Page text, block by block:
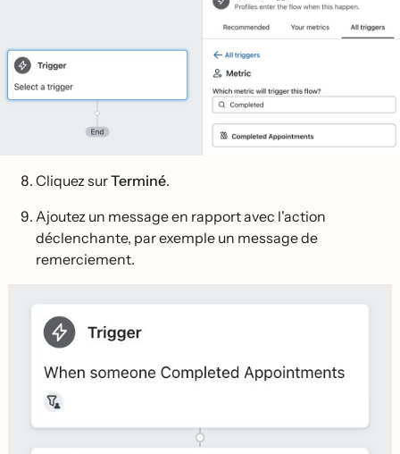
Cliquez surTerminé.
Ajoutez un message en rapport avec l'action
déclenchante, par exemple un message de
remerciement.